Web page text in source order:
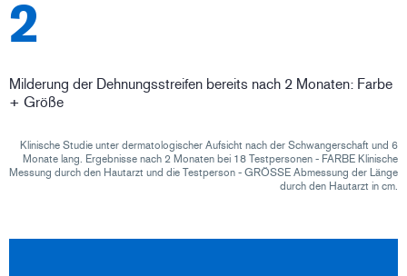
2
Milderung der Dehnungsstreifen bereits nach 2 Monaten: Farbe
+ Größe
Klinische Studie unter dermatologischer Aufsicht nach der Schwangerschaft und 6
Monate lang. Ergebnisse nach 2 Monaten bei 18 Testpersonen - FARBE Klinische
Messung durch den Hautarzt und die Testperson - GRÖSSE Abmessung der Länge
durch den Hautarzt in cm.